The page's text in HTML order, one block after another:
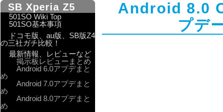
Android 8.0
プデ
SB Xperia Z5
501SO Wiki Top
501SO基本事項
ドコモ版、au版、SB版Z4
の三社ガチ比較！
最新情報、レビューなど
掲示板レビューまとめ
Android 6.0アプデまと
め
Android 7.0アプデまと
め
Android 8.0アプデまと
め